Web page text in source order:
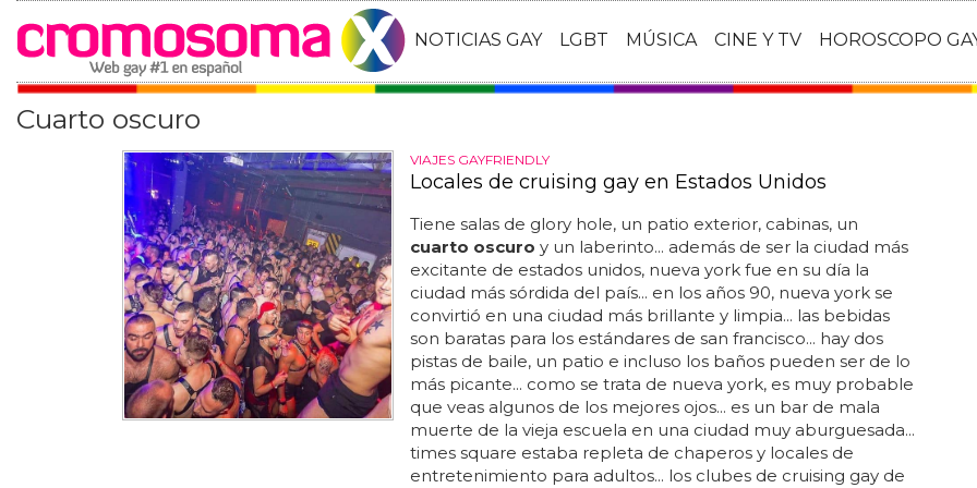
NOTICIAS GAY LGBT MÚSICA CINE Y TV HOROSCOPO
Cuarto oscuro
VIAJES GAYFRIENDLY
Locales de cruising gay en Estados Unidos
Tiene salas de glory hole, un patio exterior, cabinas, un
cuarto oscuro y un laberinto... además de ser la ciudad más
excitante de estados unidos, nueva york fue en su día la
ciudad más sórdida del país... en los años 90, nueva york se
convirtió en una ciudad más brillante y limpia... las bebidas
son baratas para los estándares de san francisco... hay dos
pistas de baile, un patio e incluso los baños pueden ser de lo
más picante... como se trata de nueva york, es muy probable
que veas algunos de los mejores ojos... es un bar de mala
muerte de la vieja escuela en una ciudad muy aburguesada...
times square estaba repleta de chaperos y locales de
entretenimiento para adultos... los clubes de cruising gay de